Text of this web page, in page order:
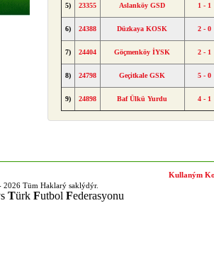
5) 23355 Aslanköy GSD 1 - 1
6) 24388 Düzkaya KOSK 2 - 0
7) 24404 Göçmenköy İYSK 2 - 1
8) 24798 Geçitkale GSK 5 - 0
9) 24898 Baf Ülkü Yurdu 4 - 1
2026 Tüm Haklarý saklýdýr.
Türk Futbol Federasyonu
Kullaným